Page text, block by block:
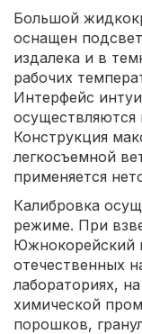
Большой
оснащен
издалека и в
рабочих
Интерфейс
осуществляются
Конструкция
легкосъемной
применяется
Калибровка
режиме. При
Южнокорейский
отечественных
лабораториях,
химической
порошков,